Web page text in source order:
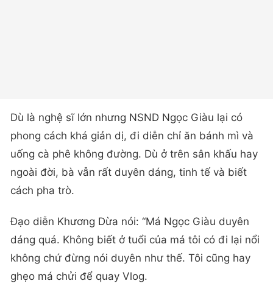
Dù là nghệ sĩ lớn nhưng NSND Ngọc Giàu lại có
phong cách khá giản dị, đi diễn chỉ ăn bánh mì và
uống cà phê không đường. Dù ở trên sân khấu hay
ngoài đời, bà vẫn rất duyên dáng, tinh tế và biết
cách pha trò.
Đạo diễn Khương Dừa nói: “Má Ngọc Giàu duyên
dáng quá. Không biết ở tuổi của má tôi có đi lại nổi
không chứ đừng nói duyên như thế. Tôi cũng hay
ghẹo má chửi để quay Vlog.